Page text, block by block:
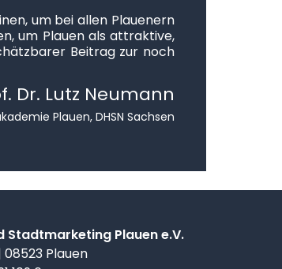
um bei allen Plauenern
um Plauen als attraktive,
Beitrag zur noch
Dr. Lutz Neumann
Plauen, DHSN Sachsen
Stadtmarketing Plauen e.V.
Plauen